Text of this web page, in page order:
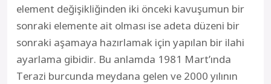
element değişikliğinden iki önceki kavuşumun bir
sonraki elemente ait olması ise adeta düzeni bir
sonraki aşamaya hazırlamak için yapılan bir ilahi
ayarlama gibidir. Bu anlamda 1981 Mart’ında
Terazi burcunda meydana gelen ve 2000 yılının